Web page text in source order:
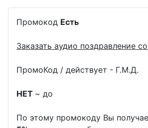
Промокод Есть
Заказать аудио поздравление
ПромоКод / действует - Г.М.Д.
НЕТ ~ до
По этому промокоду Вы